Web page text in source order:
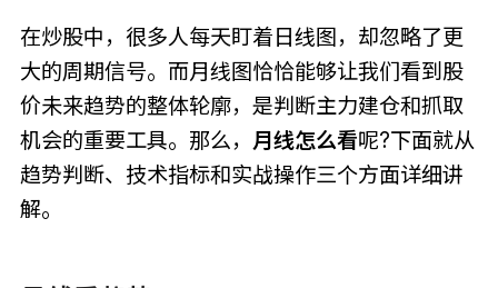
在炒股中，很多人每天盯着日线图，却忽略了更
大的周期信号。而月线图恰恰能够让我们看到股
价未来趋势的整体轮廓，是判断主力建仓和抓取
机会的重要工具。那么， 月线怎么看呢?下面就从
趋势判断、技术指标和实战操作三个方面详细讲
解。